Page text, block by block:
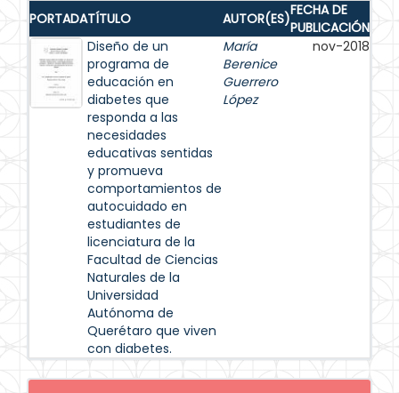
PORTADATÍTULO AUTOR(ES)FECHA DE
PUBLICACIÓN
Diseño de un
programa de
educación en
diabetes que
responda a las
necesidades
educativas sentidas
y promueva
comportamientos de
autocuidado en
estudiantes de
licenciatura de la
Facultad de Ciencias
Naturales de la
Universidad
Autónoma de
Querétaro que viven
con diabetes.
María
Berenice
Guerrero
López
nov-2018